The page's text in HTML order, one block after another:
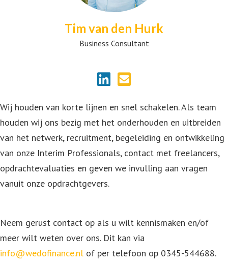
Tim van den Hurk
Business Consultant
Wij houden van korte lijnen en snel schakelen. Als team
houden wij ons bezig met het onderhouden en uitbreiden
van het netwerk, recruitment, begeleiding en ontwikkeling
van onze Interim Professionals, contact met freelancers,
opdrachtevaluaties en geven we invulling aan vragen
vanuit onze opdrachtgevers.
Neem gerust contact op als u wilt kennismaken en/of
meer wilt weten over ons. Dit kan via
info@wedofinance.nl of per telefoon op 0345-544688.